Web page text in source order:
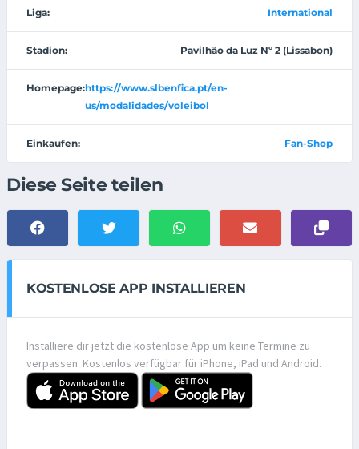
Liga: International
Stadion: Pavilhão da Luz Nº 2 (Lissabon)
Homepage:https://www.slbenfica.pt/en-
us/modalidades/voleibol
Einkaufen: Fan-Shop
Diese Seite teilen
KOSTENLOSE APP INSTALLIEREN
Installiere dir jetzt die kostenlose App um keine Termine zu
verpassen. Kostenlos verfügbar für iPhone, iPad und Android.